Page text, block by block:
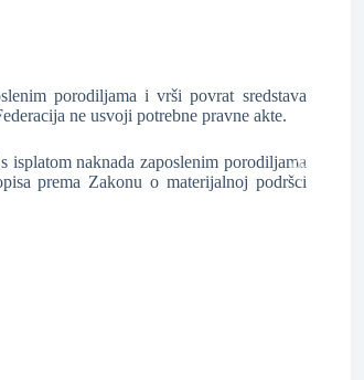
porodiljama i vrši povrat sredstava
ne usvoji potrebne pravne akte.
isplatom naknada zaposlenim porodiljama
prema Zakonu o materijalnoj podršci